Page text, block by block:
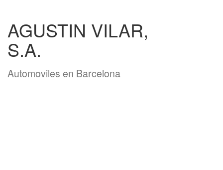
AGUSTIN VILAR,
S.A.
Automoviles en Barcelona